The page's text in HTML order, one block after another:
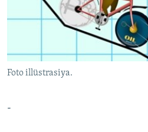
FOTOQALEREYA
KARIKATURA
OXU ZALI
AZƏRBAYCAN ƏDƏBIYYATI KITABXANASI
İSLAM VƏ DEMOKRATIYA
İZ - MƏDƏNIYYƏT PROQRAMI
HAQQIMIZDA
PEŞƏ ETIKASI VƏ JURNALISTIKA
MATERIALLARIMIZDAN ISTIFADƏ
Foto illüstrasiya.
-